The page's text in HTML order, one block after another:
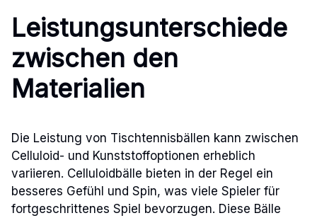
Leistungsunterschiede
zwischen den
Materialien
Die Leistung von Tischtennisbällen kann zwischen
Celluloid- und Kunststoffoptionen erheblich
variieren. Celluloidbälle bieten in der Regel ein
besseres Gefühl und Spin, was viele Spieler für
fortgeschrittenes Spiel bevorzugen. Diese Bälle